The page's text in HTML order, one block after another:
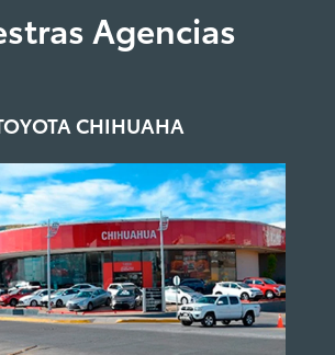
Agencias
CHIHUAHA